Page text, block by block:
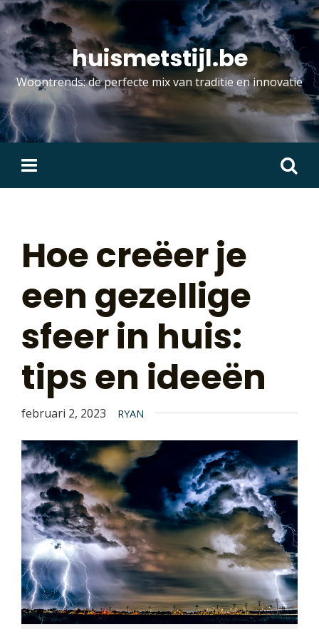
Skip
to
content
huismetstijl.be
Woontrends: de perfecte mix van traditie en innovatie
Zoeken
naar:
Hoe creëer je
een gezellige
sfeer in huis:
tips en ideeën
februari 2, 2023 RYAN